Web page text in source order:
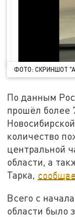
ФОТО: СКРИНШОТ
По данным
прошёл более
количество
центральной
области, а
Тарка,
Всего с
области было